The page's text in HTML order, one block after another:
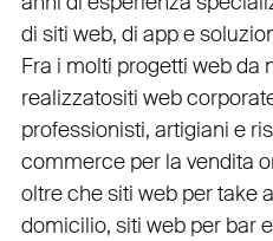
di siti web, di app e
Fra i molti progetti web da
realizzatositi web
professionisti, artigiani e
commerceper la vendita
oltre chesiti web per take
domicilio, siti web per bare